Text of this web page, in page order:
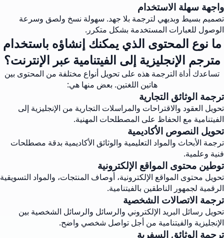
واجهة سهلة الاستخدام
تصميم بسيط وبديهي لترجمة بلا جهد. سهولة نسخ ولصق وسرعة
الوصول للعبارات المستخدمة بشكل متكرر.
ما نوع المحتوى الذي يمكنك إنشاؤه باستخدام
مترجم الإنجليزية إلى الفيتنامية عبر الإنترنت؟
تساعدك أداة الترجمة هذه على تحويل أنواع مختلفة من المحتوى بين
هاتين اللغتين. بعض منها هي:
ترجمة الوثائق التجارية
تحويل العقود والاقتراحات والمراسلات التجارية من الإنجليزية إلى
الفيتنامية مع الحفاظ على المصطلحات المهنية.
تحويل النصوص الأكاديمية
ترجمة الأبحاث والمواد التعليمية والوثائق الأكاديمية بدقة مصطلحات
فنية وعلمية.
توطين محتوى المواقع الإلكترونية
تحويل محتوى المواقع الإلكترونية، أوصاف المنتجات، والمواد التسويقية
الرقمية لجمهور الناطقين بالفيتنامية.
ترجمة الاتصالات الشخصية
تحويل رسائل البريد الإلكتروني والرسائل والرسائل الشخصية بين
الإنجليزية والفيتنامية من أجل تواصل شخصي واضح.
ترجمة الوثائق السفرية